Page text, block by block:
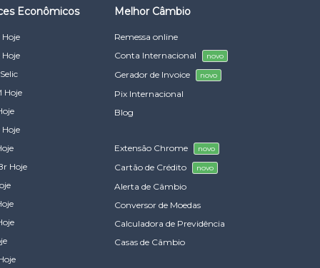
Econômicos
Hoje
Hoje
Hoje
Hoje
Hoje
Melhor Câmbio
Remessa online
Conta Internacional
novo
Gerador de Invoice novo
Pix Internacional
Blog
Extensão Chrome novo
Cartão de Crédito novo
Alerta de Câmbio
Conversor de Moedas
Calculadora de Previdência
Casas de Câmbio